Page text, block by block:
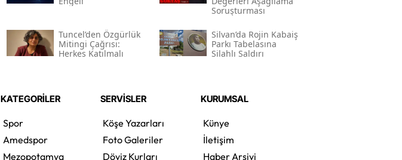
Soruşturması
Tuncel’den Özgürlük
Mitingi Çağrısı:
Herkes Katılmalı
Silvan’da Rojin Kabaiş
Parkı Tabelasına
Silahlı Saldırı
KATEGORİLER
Spor
Amedspor
Mezopotamya
SERVİSLER
Köşe Yazarları
Foto Galeriler
Döviz Kurları
KURUMSAL
Künye
İletişim
Haber Arşivi